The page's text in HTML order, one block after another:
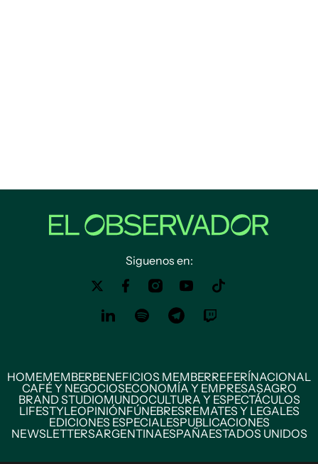
Siguenos en:
HOMEMEMBERBENEFICIOS MEMBERREFERÍNACIONAL
CAFÉ Y NEGOCIOSECONOMÍA Y EMPRESASAGRO
BRAND STUDIOMUNDOCULTURA Y ESPECTÁCULOS
LIFESTYLEOPINIÓNFÚNEBRESREMATES Y LEGALES
EDICIONES ESPECIALESPUBLICACIONES
NEWSLETTERSARGENTINAESPAÑAESTADOS UNIDOS